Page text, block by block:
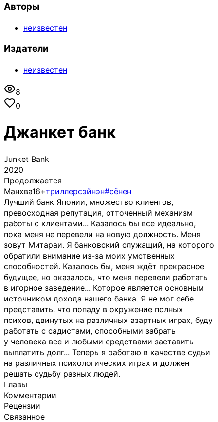
Авторы
неизвестен
Издатели
неизвестен
8
0
Джанкет банк
Junket Bank
2020
Продолжается
Манхва16+триллерсэйнэн#сёнен
Лучший банк Японии, множество клиентов,
превосходная репутация, отточенный механизм
работы с клиентами... Казалось бы все идеально,
пока меня не перевели на новую должность. Меня
зовут Митараи. Я банковский служащий, на которого
обратили внимание из-за моих умственных
способностей. Казалось бы, меня ждёт прекрасное
будущее, но оказалось, что меня перевели работать
в игорное заведение... Которое является основным
источником дохода нашего банка. Я не мог себе
представить, что попаду в окружение полных
психов, двинутых на различных азартных играх, буду
работать с садистами, способными забрать
у человека все и любыми средствами заставить
выплатить долг... Теперь я работаю в качестве судьи
на различных психологических играх и должен
решать судьбу разных людей.
Главы
Комментарии
Рецензии
Связанное